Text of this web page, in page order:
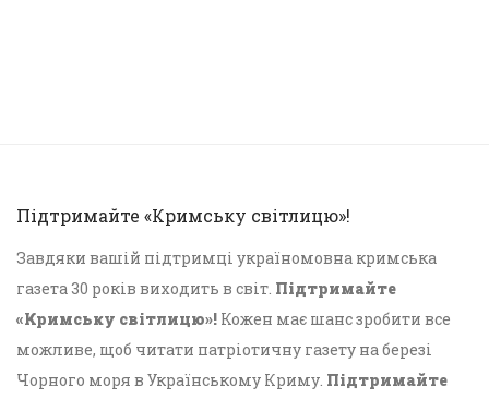
Підтримайте «Кримську світлицю»!
Завдяки вашій підтримці україномовна кримська
газета 30 років виходить в світ. Підтримайте
«Кримську світлицю»! Кожен має шанс зробити все
можливе, щоб читати патріотичну газету на березі
Чорного моря в Українському Криму. Підтримайте